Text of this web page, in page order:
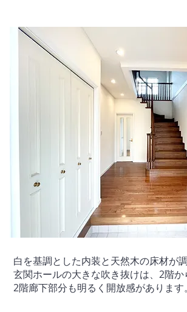
白を基調とした内装と天然木の床材が
玄関ホールの大きな吹き抜けは、2階
2階廊下部分も明るく開放感があります。